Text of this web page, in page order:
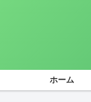
ホーム